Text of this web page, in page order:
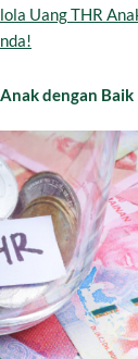
Uang THR
dengan Baik